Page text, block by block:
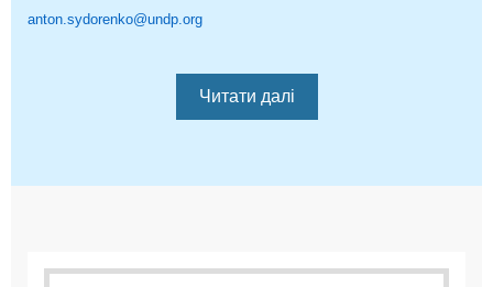
anton.sydorenko@undp.org
Читати далі